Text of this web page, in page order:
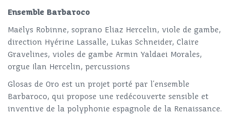
Ensemble Barbaroco
Maëlys Robinne, soprano Eliaz Hercelin, viole de gambe,
direction Hyérine Lassalle, Lukas Schneider, Claire
Gravelines, violes de gambe Armin Yaldaei Morales,
orgue Ilan Hercelin, percussions
Glosas de Oro est un projet porté par l’ensemble
Barbaroco, qui propose une redécouverte sensible et
inventive de la polyphonie espagnole de la Renaissance.